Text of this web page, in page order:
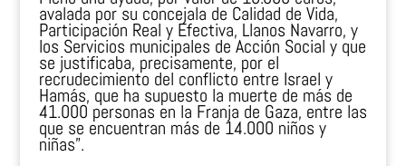
avalada por su concejala de Calidad de Vida,
Participación Real y Efectiva, Llanos Navarro, y
los Servicios municipales de Acción Social y que
se justificaba, precisamente, por el
recrudecimiento del conflicto entre Israel y
Hamás, que ha supuesto la muerte de más de
41.000 personas en la Franja de Gaza, entre las
que se encuentran más de 14.000 niños y
niñas”.